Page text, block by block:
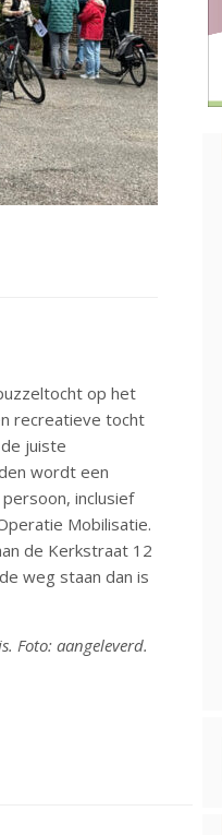
op het
recreatieve tocht
juiste
wordt een
inclusief
Mobilisatie.
de Kerkstraat 12
weg staan dan is
Foto: aangeleverd.